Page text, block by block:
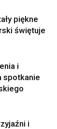
piękne
świętuje
i
spotkanie
i